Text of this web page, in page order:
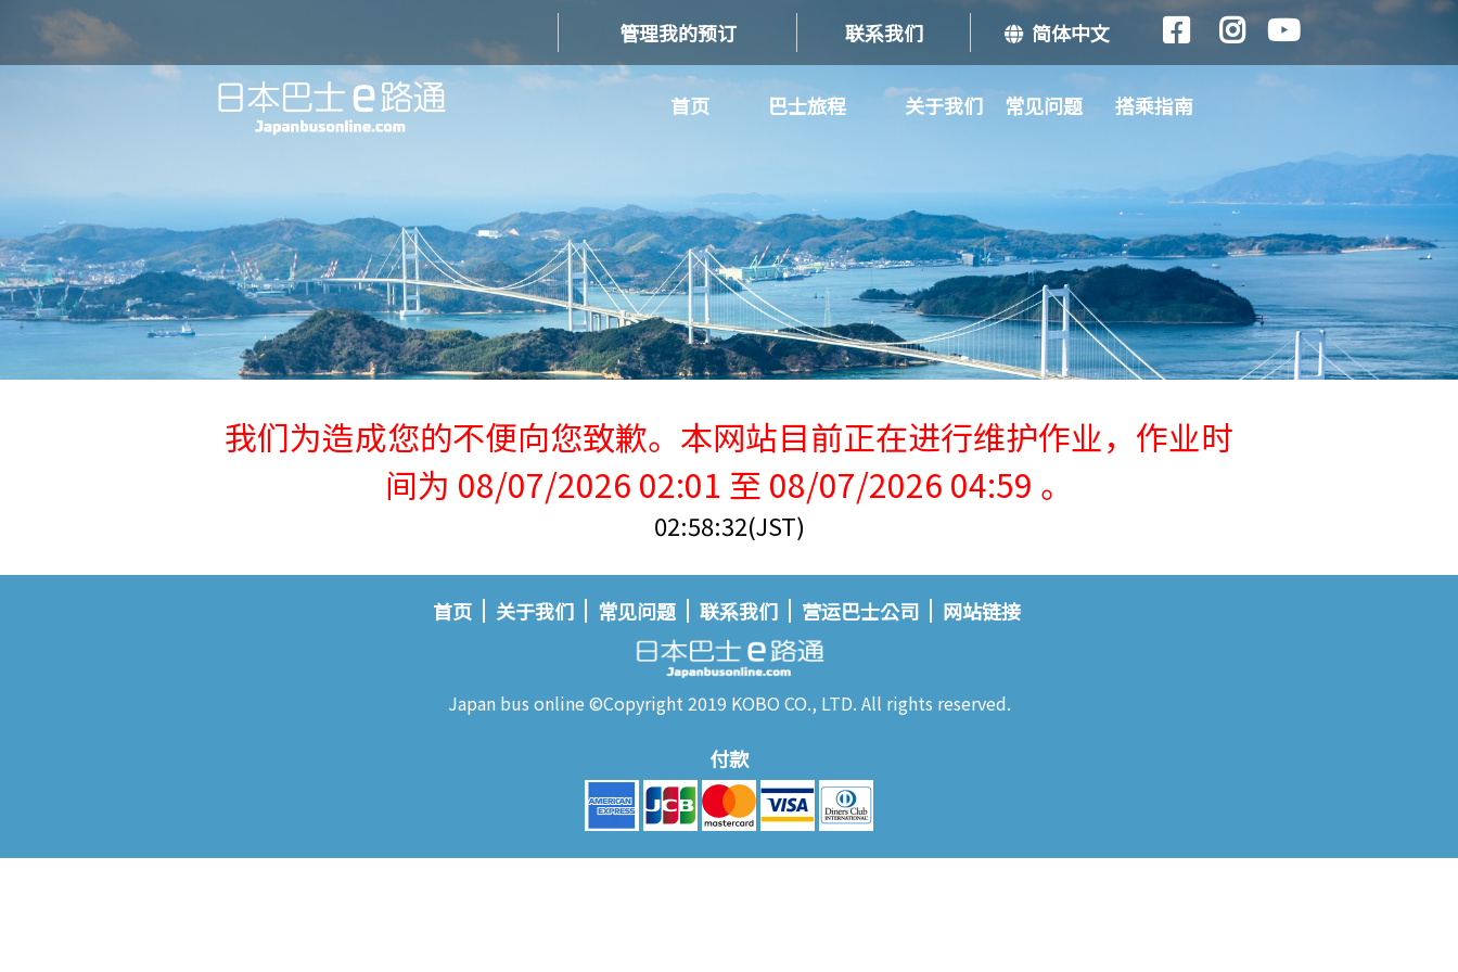
管理我的预订 联系我们 简体中文
首页 巴士旅程 关于我们 常见问题 搭乘指南
我们为造成您的不便向您致歉。本网站目前正在进行维护作业，作业时
间为 08/07/2026 02:01 至 08/07/2026 04:59 。
02:58:32(JST)
首页 关于我们 常见问题 联系我们 营运巴士公司 网站链接
Japan bus online ©Copyright 2019 KOBO CO., LTD. All rights reserved.
付款